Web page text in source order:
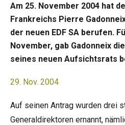
Am 25. November 2004 hat
Frankreichs Pierre
der neuen EDF SA berufen.
November, gab Gadonneix
seines neuen Aufsichtsrats
29. Nov. 2004
Auf seinen Antrag wurden drei
Generaldirektoren ernannt,